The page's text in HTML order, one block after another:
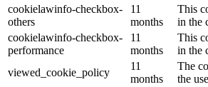
cookielawinfo-checkbox-
others
11
months
This
in the
cookielawinfo-checkbox-
performance
11
months
This
in the
viewed_cookie_policy
11
months
The
the